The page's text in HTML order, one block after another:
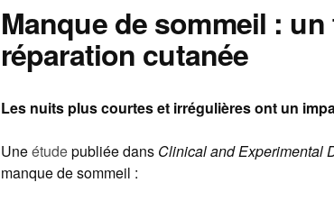
Manque de sommeil : un
réparation cutanée
Les nuits plus courtes et irrégulières ont un
Uneétudepubliée dans Clinical and Experimental
manque de sommeil :